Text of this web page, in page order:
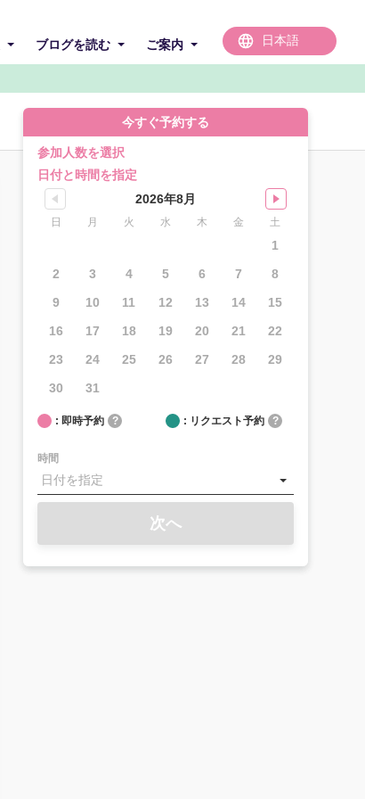
ブログを読む ご案内
今すぐ予約する
参加人数を選択
日付と時間を指定
2026年8月
日 月 火 水 木 金 土
1
2
3 4 5 6 7
8
9
10 11 12 13 14
15
16
17 18 19 20 21
22
23
24 25 26 27 28
29
30
31
: 即時予約 ? : リクエスト予約 ?
時間
次へ